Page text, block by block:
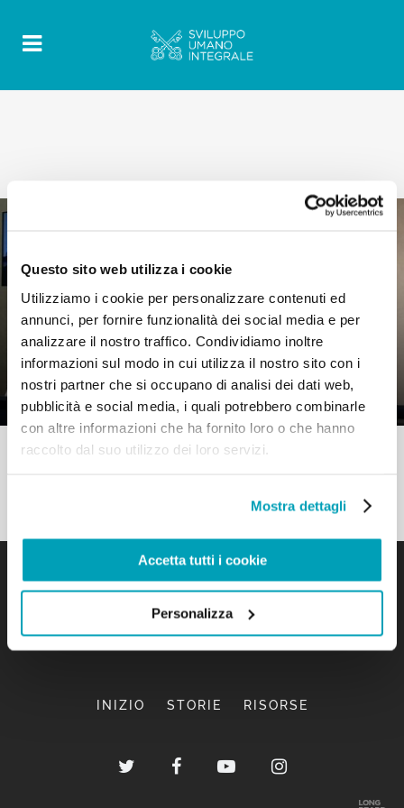
Questo sito web utilizza i cookie
Utilizziamo i cookie per personalizzare contenuti ed
annunci, per fornire funzionalità dei social media e per
analizzare il nostro traffico. Condividiamo inoltre
informazioni sul modo in cui utilizza il nostro sito con i
nostri partner che si occupano di analisi dei dati web,
pubblicità e social media, i quali potrebbero combinarle
con altre informazioni che ha fornito loro o che hanno
raccolto dal suo utilizzo dei loro servizi.
Mostra dettagli
Accetta tutti i cookie
Personalizza
7 Novembre 2019| ByMr_admin | 0
Comments |
P.Leonir Chiarello, 27.5.2019
INIZIO STORIE RISORSE